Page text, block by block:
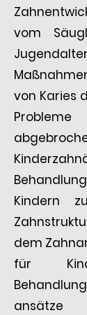
vom
von Karies
Kindern
dem
für